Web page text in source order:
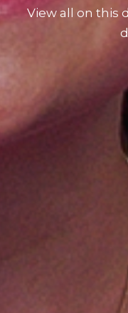
View all on this